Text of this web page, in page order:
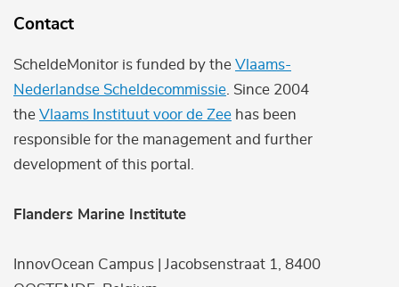
Contact
ScheldeMonitor is funded by the Vlaams-
Nederlandse Scheldecommissie . Since 2004
the Vlaams Instituut voor de Zee has been
responsible for the management and further
development of this portal.
Flanders Marine Institute
InnovOcean Campus | Jacobsenstraat 1, 8400